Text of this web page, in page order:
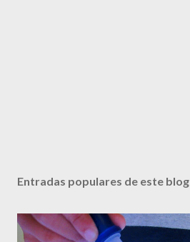
Entradas populares de este blog